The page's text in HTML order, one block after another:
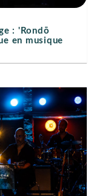
: 'Rondō
en musique